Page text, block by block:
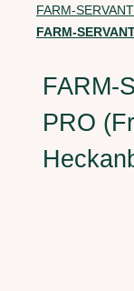
FARM-
FARM-
FARM-
PRO